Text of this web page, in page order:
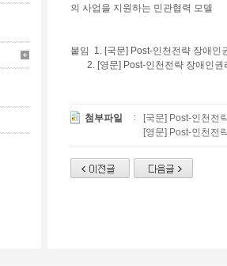
의 사업을 지원하는 민관협력 모델
붙임 1. [국문] Post-인천전략 장애
2. [영문] Post-인천전략 장애인권
첨부파일
[국문] Post-인천전
[영문] Post-인천전